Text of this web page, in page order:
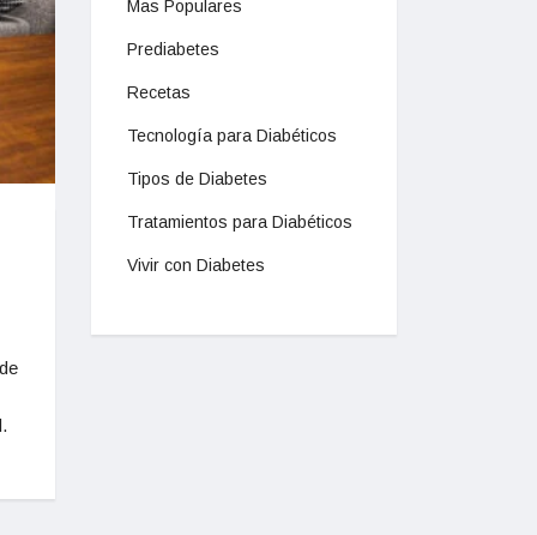
Mas Populares
Prediabetes
Recetas
Tecnología para Diabéticos
Tipos de Diabetes
Tratamientos para Diabéticos
Vivir con Diabetes